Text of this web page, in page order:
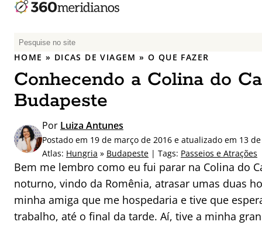
P
e
q
u
i
a
r
p
o
:
HOME » DICAS DE VIAGEM »O QUE FAZER
Conhecendo a Colina do
Budapeste
Por Luiza Antunes
Postado em 19 de março de 2016 e atualizado em 13
Atlas: Hungria » Budapeste | Tags: Passeios e Atrações
Bem me lembro como eu fui parar na Colina do
noturno, vindo da Romênia, atrasar umas duas
minha amiga que me hospedaria e tive que
trabalho, até o final da tarde. Aí, tive a minha